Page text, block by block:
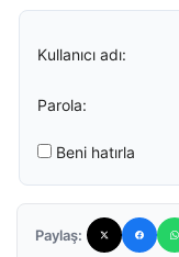
Kullanıcı adı:
Parola:
Beni hatırla
Paylaş: